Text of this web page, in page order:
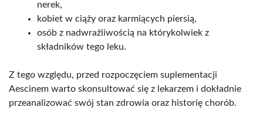
nerek,
kobiet w ciąży oraz karmiących piersią,
osób z nadwrażliwością na którykolwiek z
składników tego leku.
Z tego względu, przed rozpoczęciem suplementacji
Aescinem warto skonsultować się z lekarzem i dokładnie
przeanalizować swój stan zdrowia oraz historię chorób.